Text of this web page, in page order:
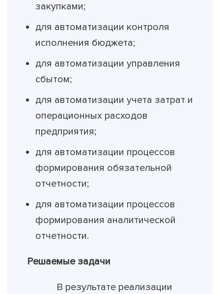
закупками;
для автоматизации контроля
исполнения бюджета;
для автоматизации управления
сбытом;
для автоматизации учета затрат и
операционных расходов
предприятия;
для автоматизации процессов
формирования обязательной
отчетности;
для автоматизации процессов
формирования аналитической
отчетности.
Решаемые задачи
В результате реализации